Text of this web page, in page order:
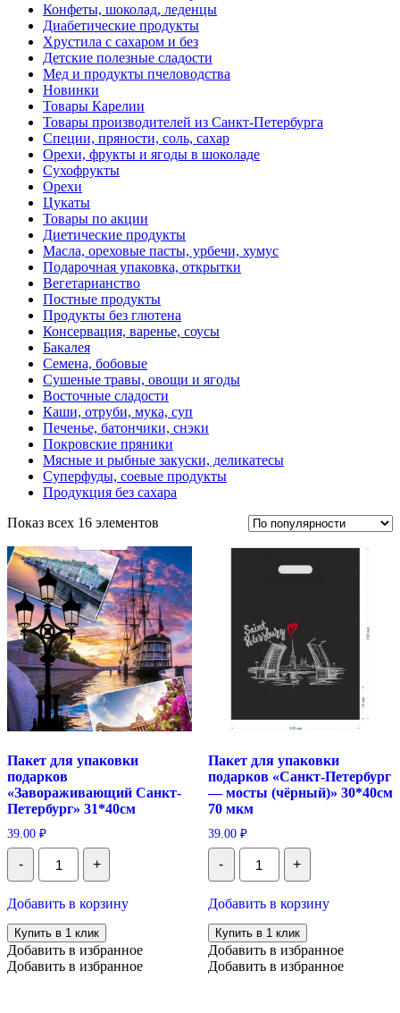
Конфеты, шоколад, леденцы
Диабетические продукты
Хрустила с сахаром и без
Детские полезные сладости
Мед и продукты пчеловодства
Новинки
Товары Карелии
Товары производителей из Санкт-Петербурга
Специи, пряности, соль, сахар
Орехи, фрукты и ягоды в шоколаде
Сухофрукты
Орехи
Цукаты
Товары по акции
Диетические продукты
Масла, ореховые пасты, урбечи, хумус
Подарочная упаковка, открытки
Вегетарианство
Постные продукты
Продукты без глютена
Консервация, варенье, соусы
Бакалея
Семена, бобовые
Сушеные травы, овощи и ягоды
Восточные сладости
Каши, отруби, мука, суп
Печенье, батончики, снэки
Покровские пряники
Мясные и рыбные закуски, деликатесы
Суперфуды, соевые продукты
Продукция без сахара
Показ всех 16 элементов
Пакет для упаковки
подарков
«Завораживающий Санкт-
Петербург» 31*40см
39.00 ₽
-
Количество
Пакет
для
подарков
"Завораживающий
Санкт-
Петербург"
31*40см
+
Добавить в корзину
Купить в 1 клик
Добавить в избранное
Добавить в избранное
Пакет для упаковки
подарков «Санкт-Петербург
— мосты (чёрный)» 30*40см
70 мкм
39.00 ₽
-
Количество
Пакет
для
подарков
"Санкт-
Петербург
-
мосты
+
Добавить в корзину
Купить в 1 клик
Добавить в избранное
Добавить в избранное